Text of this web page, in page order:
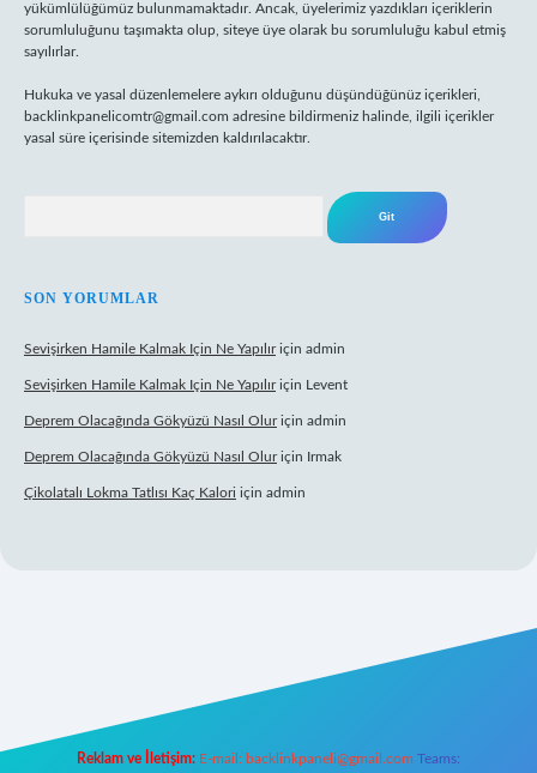
yükümlülüğümüz bulunmamaktadır. Ancak, üyelerimiz yazdıkları içeriklerin
sorumluluğunu taşımakta olup, siteye üye olarak bu sorumluluğu kabul etmiş
sayılırlar.
Hukuka ve yasal düzenlemelere aykırı olduğunu düşündüğünüz içerikleri,
backlinkpanelicomtr@gmail.com adresine bildirmeniz halinde, ilgili içerikler
yasal süre içerisinde sitemizden kaldırılacaktır.
SON YORUMLAR
Sevişirken Hamile Kalmak Için Ne Yapılıriçin admin
Sevişirken Hamile Kalmak Için Ne Yapılıriçin Levent
Deprem Olacağında Gökyüzü Nasıl Oluriçin admin
Deprem Olacağında Gökyüzü Nasıl Oluriçin Irmak
Çikolatalı Lokma Tatlısı Kaç Kalori için admin
Reklam ve İletişim: E-mail: backlinkpaneli@gmail.com Teams: